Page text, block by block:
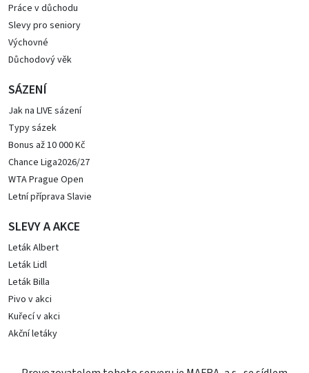
Práce v důchodu
Slevy pro seniory
Výchovné
Důchodový věk
SÁZENÍ
Jak na LIVE sázení
Typy sázek
Bonus až 10 000 Kč
Chance Liga2026/27
WTA Prague Open
Letní příprava Slavie
SLEVY A AKCE
Leták Albert
Leták Lidl
Leták Billa
Pivo v akci
Kuřecí v akci
Akční letáky